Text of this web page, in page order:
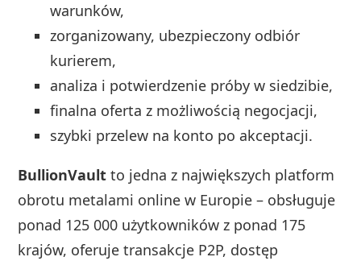
warunków,
zorganizowany, ubezpieczony odbiór
kurierem,
analiza i potwierdzenie próby w siedzibie,
finalna oferta z możliwością negocjacji,
szybki przelew na konto po akceptacji.
BullionVault to jedna z największych platform
obrotu metalami online w Europie – obsługuje
ponad 125 000 użytkowników z ponad 175
krajów, oferuje transakcje P2P, dostęp